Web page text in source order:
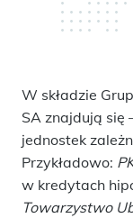
W składzie
SA znajdują się
jednostek
Przykładowo:
w kredytach
Towarzystwo